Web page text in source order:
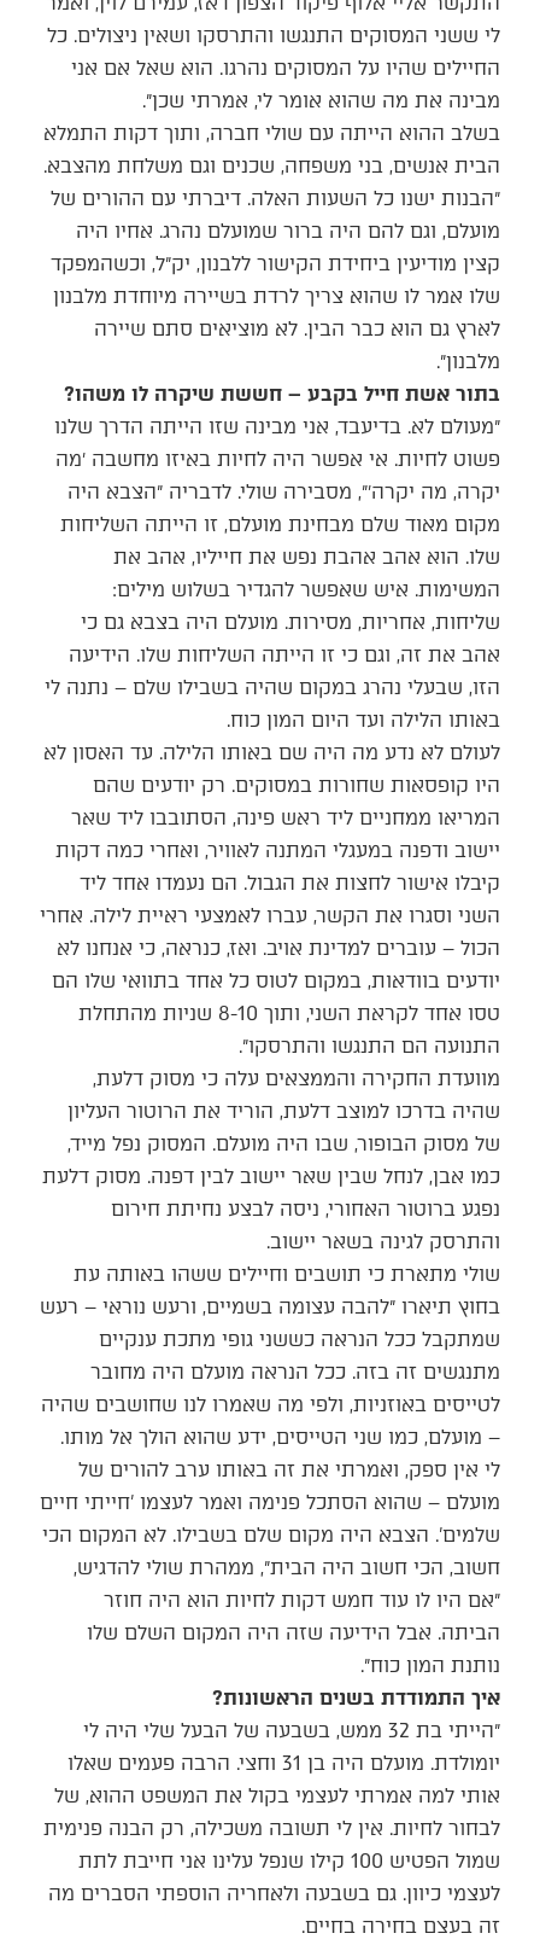
לי ששני המסוקים התנגשו והתרסקו ושאין ניצולים. כל
החיילים שהיו על המסוקים נהרגו. הוא שאל אם אני
מבינה את מה שהוא אומר לי, אמרתי שכן״.
בשלב ההוא הייתה עם שולי חברה, ותוך דקות התמלא
הבית אנשים, בני משפחה, שכנים וגם משלחת מהצבא.
״הבנות ישנו כל השעות האלה. דיברתי עם ההורים של
מועלם, וגם להם היה ברור שמועלם נהרג. אחיו היה
קצין מודיעין ביחידת הקישור ללבנון, יק״ל, וכשהמפקד
שלו אמר לו שהוא צריך לרדת בשיירה מיוחדת מלבנון
לארץ גם הוא כבר הבין. לא מוציאים סתם שיירה
מלבנון״.
בתור אשת חייל בקבע – חששת שיקרה לו משהו?
״מעולם לא. בדיעבד, אני מבינה שזו הייתה הדרך שלנו
פשוט לחיות. אי אפשר היה לחיות באיזו מחשבה ׳מה
יקרה, מה יקרה׳״, מסבירה שולי. לדבריה ״הצבא היה
מקום מאוד שלם מבחינת מועלם, זו הייתה השליחות
שלו. הוא אהב אהבת נפש את חייליו, אהב את
המשימות. איש שאפשר להגדיר בשלוש מילים:
שליחות, אחריות, מסירות. מועלם היה בצבא גם כי
אהב את זה, וגם כי זו הייתה השליחות שלו. הידיעה
הזו, שבעלי נהרג במקום שהיה בשבילו שלם – נתנה לי
באותו הלילה ועד היום המון כוח.
לעולם לא נדע מה היה שם באותו הלילה. עד האסון לא
היו קופסאות שחורות במסוקים. רק יודעים שהם
המריאו ממחניים ליד ראש פינה, הסתובבו ליד שאר
יישוב ודפנה במעגלי המתנה לאוויר, ואחרי כמה דקות
קיבלו אישור לחצות את הגבול. הם נעמדו אחד ליד
השני וסגרו את הקשר, עברו לאמצעי ראיית לילה. אחרי
הכול – עוברים למדינת אויב. ואז, כנראה, כי אנחנו לא
יודעים בוודאות, במקום לטוס כל אחד בתוואי שלו הם
טסו אחד לקראת השני, ותוך 8-10 שניות מהתחלת
התנועה הם התנגשו והתרסקו״.
מוועדת החקירה והממצאים עלה כי מסוק דלעת,
שהיה בדרכו למוצב דלעת, הוריד את הרוטור העליון
של מסוק הבופור, שבו היה מועלם. המסוק נפל מייד,
כמו אבן, לנחל שבין שאר יישוב לבין דפנה. מסוק דלעת
נפגע ברוטור האחורי, ניסה לבצע נחיתת חירום
והתרסק לגינה בשאר יישוב.
שולי מתארת כי תושבים וחיילים ששהו באותה עת
בחוץ תיארו ״להבה עצומה בשמיים, ורעש נוראי – רעש
שמתקבל ככל הנראה כששני גופי מתכת ענקיים
מתנגשים זה בזה. ככל הנראה מועלם היה מחובר
לטייסים באוזניות, ולפי מה שאמרו לנו שחושבים שהיה
– מועלם, כמו שני הטייסים, ידע שהוא הולך אל מותו.
לי אין ספק, ואמרתי את זה באותו ערב להורים של
מועלם – שהוא הסתכל פנימה ואמר לעצמו 'חייתי חיים
שלמים'. הצבא היה מקום שלם בשבילו. לא המקום הכי
חשוב, הכי חשוב היה הבית״, ממהרת שולי להדגיש,
״אם היו לו עוד חמש דקות לחיות הוא היה חוזר
הביתה. אבל הידיעה שזה היה המקום השלם שלו
נותנת המון כוח״.
איך התמודדת בשנים הראשונות?
״הייתי בת 32 ממש, בשבעה של הבעל שלי היה לי
יומולדת. מועלם היה בן 31 וחצי. הרבה פעמים שאלו
אותי למה אמרתי לעצמי בקול את המשפט ההוא, של
לבחור לחיות. אין לי תשובה משכילה, רק הבנה פנימית
שמול הפטיש 100 קילו שנפל עלינו אני חייבת לתת
לעצמי כיוון. גם בשבעה ולאחריה הוספתי הסברים מה
זה בעצם בחירה בחיים.